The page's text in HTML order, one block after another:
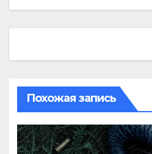
Похожая запись